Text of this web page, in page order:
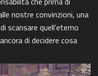
nostre convinzioni, una
scansare quell’eterno
di decidere cosa